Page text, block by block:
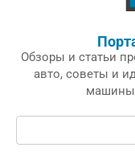
Обзоры и статьи
авто, советы и
машины
Поиск: